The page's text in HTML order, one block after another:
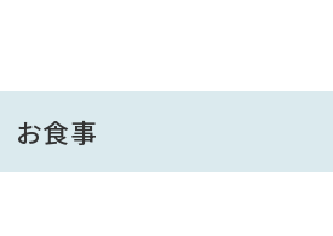
をご提供
お食事